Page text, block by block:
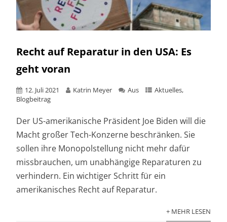
Recht auf Reparatur in den USA: Es
geht voran
12. Juli 2021 Katrin Meyer Aus Aktuelles,
Blogbeitrag
Der US-amerikanische Präsident Joe Biden will die
Macht großer Tech-Konzerne beschränken. Sie
sollen ihre Monopolstellung nicht mehr dafür
missbrauchen, um unabhängige Reparaturen zu
verhindern. Ein wichtiger Schritt für ein
amerikanisches Recht auf Reparatur.
+ MEHR LESEN